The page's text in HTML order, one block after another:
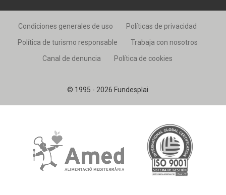
© 1995 - 2026 Fundesplai
Condiciones generales de uso
Políticas de privacidad
Política de turismo responsable
Trabaja con nosotros
Canal de denuncia
Política de cookies